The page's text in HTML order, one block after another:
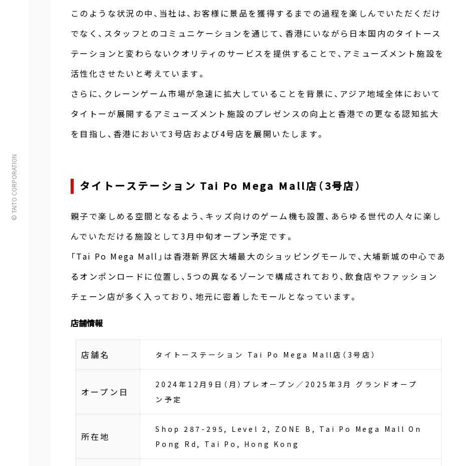
© TAITO CORPORATION
このような状況の中、当社は、お客様に景品を獲得するまでの過程を楽しんでいただくだけ
でなく、スタッフとのコミュニケーションを通じて、香港にいながら日本国内のタイトース
テーションと変わらないクオリティのサービスを提供することで、アミューズメント施設を
活性化させたいと考えています。
さらに、クレーンゲーム市場が急速に拡大していることを背景に、アジア地域全体において
タイトーが展開するアミューズメント施設のプレゼンスの向上と香港での更なる認知拡大
を目指し、香港において3号店および4号店を展開いたします。
タイトーステーション Tai Po Mega Mall店（3号店）
親子で楽しめる空間となるよう、キッズ向けのゲーム機も設置、あらゆる世代の人々に楽し
んでいただける施設として3月中旬オープン予定です。
「Tai Po Mega Mall」は香港新界区大埔最大のショッピングモールで、大埔新城の中心であ
るオンポンロードに位置し、5つの異なるゾーンで構成されており、飲食店やファッション
チェーン店が多く入っており、地元に密着したモールとなっています。
店舗情報
店舗名 タイトーステーション Tai Po Mega Mall店（3号店）
オープン日
2024年12月9日（月）プレオープン／2025年3月 グランドオープ
ン予定
所在地
Shop 287-295, Level 2, ZONE B, Tai Po Mega Mall On
Pong Rd, Tai Po, Hong Kong